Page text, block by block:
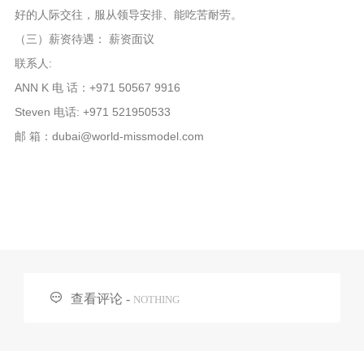
好的人际交往，服从领导安排、能吃苦耐劳。
（三）薪资待遇： 薪资面议
联系⼈:
ANN K 电 话：+971 50567 9916
Steven 电话: +971 521950533
邮 箱：dubai@world-missmodel.com
 查看评论 - NOTHING